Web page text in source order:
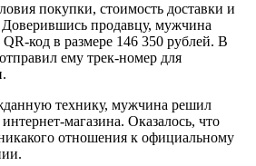
покупки, стоимость доставки и
продавцу, мужчина
код в размере 146 350 рублей. В
ему трек-номер для
технику, мужчина решил
магазина. Оказалось, что
отношения к официальному